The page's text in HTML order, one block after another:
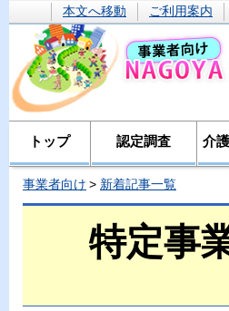
本文へ移動 ご利用案内
トップ 認定調査 介
事業者向け 新着記事一覧
特定事